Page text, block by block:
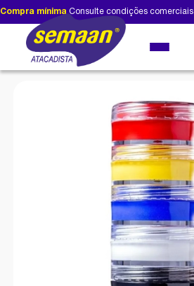
Compra mínima Consulte condições comerciais